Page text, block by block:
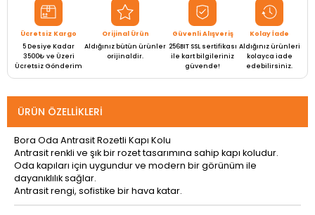
Ücretsiz Kargo
5 Desiye Kadar
3500₺ ve Üzeri
Ücretsiz Gönderim
Orijinal Ürün
Aldığınız bütün ürünler
orijinaldir.
Güvenli Alışveriş
256BIT SSL sertifikası
ile kart bilgileriniz
güvende!
Kolay İade
Aldığınız ürünleri
kolayca iade
edebilirsiniz.
ÜRÜN ÖZELLIKLERI
Bora Oda Antrasit Rozetli Kapı Kolu
Antrasit renkli ve şık bir rozet tasarımına sahip kapı koludur.
Oda kapıları için uygundur ve modern bir görünüm ile
dayanıklılık sağlar.
Antrasit rengi, sofistike bir hava katar.